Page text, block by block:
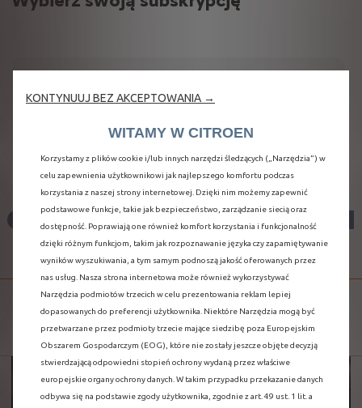
CONNECTED NAVIGATION
PACK PLUS
THE BEST CO-DRIVER
KONTYNUUJ BEZ AKCEPTOWANIA →
WITAMY W CITROEN
Korzystamy z plików cookie i/lub innych narzędzi śledzących („Narzędzia”) w
celu zapewnienia użytkownikowi jak najlepszego komfortu podczas
korzystania z naszej strony internetowej. Dzięki nim możemy zapewnić
podstawowe funkcje, takie jak bezpieczeństwo, zarządzanie siecią oraz
dostępność. Poprawiają one również komfort korzystania i funkcjonalność
dzięki różnym funkcjom, takim jak rozpoznawanie języka czy zapamiętywanie
wyników wyszukiwania, a tym samym podnoszą jakość oferowanych przez
nas usług. Nasza strona internetowa może również wykorzystywać
Narzędzia podmiotów trzecich w celu prezentowania reklam lepiej
dopasowanych do preferencji użytkownika. Niektóre Narzędzia mogą być
przetwarzane przez podmioty trzecie mające siedzibę poza Europejskim
Obszarem Gospodarczym (EOG), które nie zostały jeszcze objęte decyzją
stwierdzającą odpowiedni stopień ochrony wydaną przez właściwe
europejskie organy ochrony danych. W takim przypadku przekazanie danych
odbywa się na podstawie zgody użytkownika, zgodnie z art. 49 ust. 1 lit. a